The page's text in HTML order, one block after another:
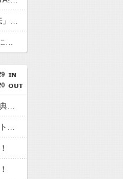
BABYMETAL「LuckyFes’26」「CANNONBALL外伝」グッズ販売決定
METALVERSEが「Heavy Kawaii Fes 2026」 Day3に登場
【日向坂46】藤嶌果歩、衝撃の黒ビキニカットが特典に！！！
【日向坂46】藤嶌果歩、衝撃の黒ランジェリーカットが解禁！！！！